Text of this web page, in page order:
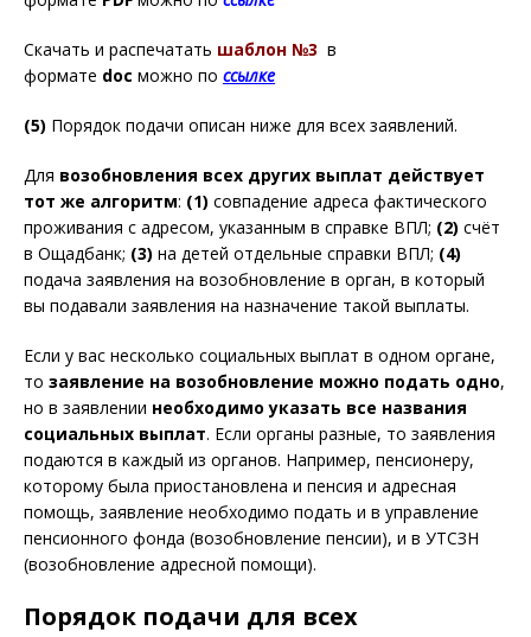
Скачать и распечатать шаблон №3 в
формате doc можно по ссылке
(5) Порядок подачи описан ниже для всех заявлений.
Для возобновления всех других выплат действует
тот же алгоритм: (1) совпадение адреса фактического
проживания с адресом, указанным в справке ВПЛ; (2) счёт
в Ощадбанк; (3) на детей отдельные справки ВПЛ; (4)
подача заявления на возобновление в орган, в который
вы подавали заявления на назначение такой выплаты.
Если у вас несколько социальных выплат в одном органе,
то заявление на возобновление можно подать одно,
но в заявлении необходимо указать все названия
социальных выплат. Если органы разные, то заявления
подаются в каждый из органов. Например, пенсионеру,
которому была приостановлена и пенсия и адресная
помощь, заявление необходимо подать и в управление
пенсионного фонда (возобновление пенсии), и в УТСЗН
(возобновление адресной помощи).
Порядок подачи для всех